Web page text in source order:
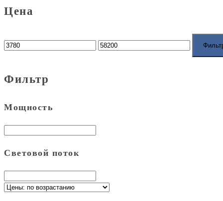
Цена
Фильтр
Мощность
Световой поток